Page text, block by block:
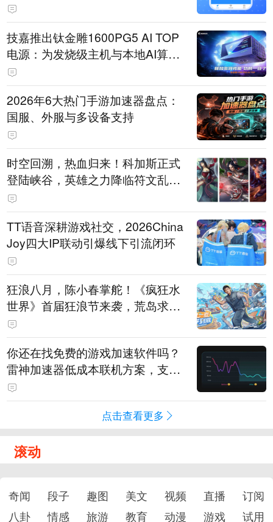
技嘉推出钛金雕1600PG5 AI TOP
电源：为发烧级主机与本地AI算力
打造旗舰供电方案
2026年6大热门手游加速器盘点：
国服、外服与多设备支持
时空回溯，热血归来！科加斯正式
登陆峡谷，英雄之力降临符文乱
斗！
TT语音深耕游戏社交，2026China
Joy四大IP联动引爆线下引流闭环
狂浪八月，陈小春掌舵！《疯狂水
世界》首届狂浪节来袭，荒岛求生
直播即将开启
你还在找免费的游戏加速软件吗？
雷神加速器低成本联机方案，支持
免费试用
点击查看更多
滚动
奇闻 段子 趣图 美文 视频 直播
订阅
八卦
情感 旅游 教育 动漫 游戏 试用